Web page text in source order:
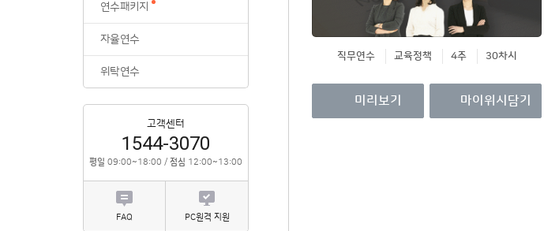
연수패키지
자율연수
위탁연수
고객센터
1544-3070
평일 09:00~18:00 / 점심 12:00~13:00
FAQ PC원격 지원
직무연수 교육정책 4주 30차시
미리보기 마이위시담기